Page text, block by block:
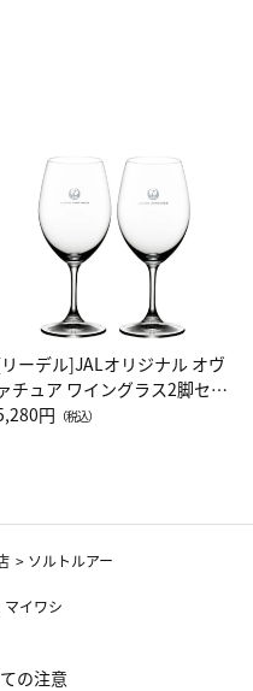
ーデル]JALオリジナル オヴ
チュア ワイングラス2脚セッ
（レッドワイン）
円 （税込）
> ソルトルアー
マイワシ
の注意